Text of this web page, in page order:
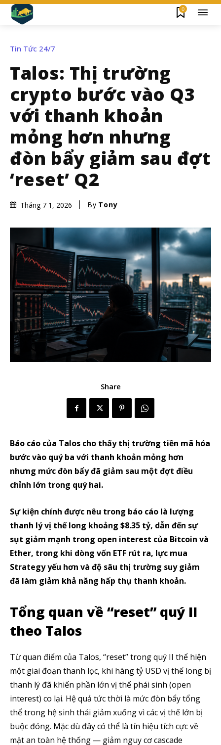
0
Tin Tức 24/7
Talos: Thị trường
crypto bước vào Q3
với thanh khoản
mỏng hơn nhưng
đòn bẩy giảm sau đợt
‘reset’ Q2
Tháng 7 1, 2026 By Tony
Share
Báo cáo của Talos cho thấy thị trường tiền mã hóa
bước vào quý ba với thanh khoản mỏng hơn
nhưng mức đòn bẩy đã giảm sau một đợt điều
chỉnh lớn trong quý hai.
Sự kiện chính được nêu trong báo cáo là lượng
thanh lý vị thế long khoảng $8.35 tỷ, dẫn đến sự
sụt giảm mạnh trong open interest của Bitcoin và
Ether, trong khi dòng vốn ETF rút ra, lực mua
Strategy yếu hơn và độ sâu thị trường suy giảm
đã làm giảm khả năng hấp thụ thanh khoản.
Tổng quan về “reset” quý II
theo Talos
Từ quan điểm của Talos, “reset” trong quý II thể hiện
một giai đoạn thanh lọc, khi hàng tỷ USD vị thế long bị
thanh lý đã khiến phần lớn vị thế phái sinh (open
interest) co lại. Hệ quả tức thời là mức đòn bẩy tổng
thể trong hệ sinh thái giảm xuống vì các vị thế lớn bị
buộc đóng. Mặc dù đây có thể là tín hiệu tích cực về
mặt an toàn hệ thống — giảm nguy cơ cascade